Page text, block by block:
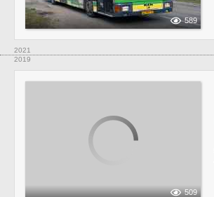
589
2021
2019
509